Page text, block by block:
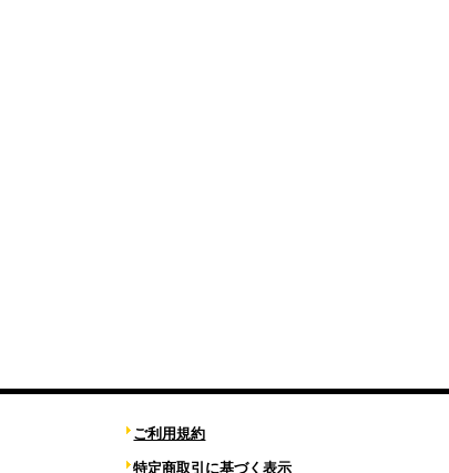
ご利用規約
特定商取引に基づく表示